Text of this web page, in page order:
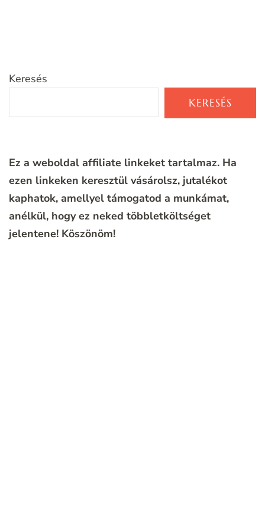
Keresés
KERESÉS
Ez a weboldal affiliate linkeket tartalmaz. Ha
ezen linkeken keresztül vásárolsz, jutalékot
kaphatok, amellyel támogatod a munkámat,
anélkül, hogy ez neked többletköltséget
jelentene! Köszönöm!